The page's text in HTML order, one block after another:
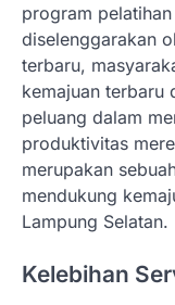
program
diselenggarakan
terbaru,
kemajuan terbaru
peluang dalam
produktivitas
merupakan
mendukung
Lampung Selatan.
Kelebihan